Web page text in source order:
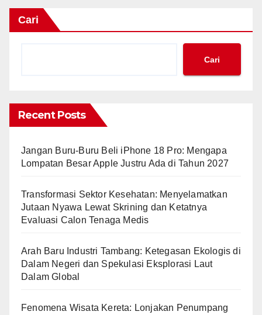
Cari
Cari
Recent Posts
Jangan Buru-Buru Beli iPhone 18 Pro: Mengapa
Lompatan Besar Apple Justru Ada di Tahun 2027
Transformasi Sektor Kesehatan: Menyelamatkan
Jutaan Nyawa Lewat Skrining dan Ketatnya
Evaluasi Calon Tenaga Medis
Arah Baru Industri Tambang: Ketegasan Ekologis di
Dalam Negeri dan Spekulasi Eksplorasi Laut
Dalam Global
Fenomena Wisata Kereta: Lonjakan Penumpang